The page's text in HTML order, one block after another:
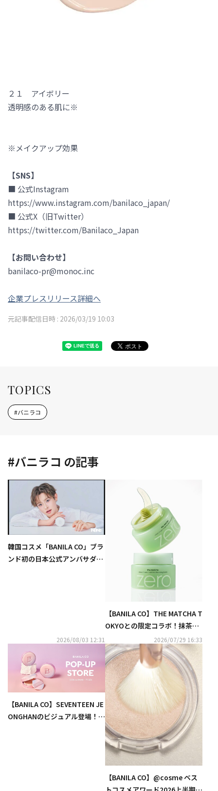
２１ アイボリー
透明感のある肌に※
※メイクアップ効果
【SNS】
■ 公式Instagram
https://www.instagram.com/banilaco_japan/
■ 公式X（旧Twitter）
https://twitter.com/Banilaco_Japan
【お問い合わせ】
banilaco-pr@monoc.inc
企業プレスリリース詳細へ
元記事配信日時 : 2026/03/19 10:03
TOPICS
#バニラコ
#バニラコ の記事
韓国コスメ「BANILA CO」ブラ
ンド初の日本公式アンバサダー
2026/08/03 12:31
【BANILA CO】THE MATCHA T
OKYOとの限定コラボ！抹茶ラ
テ発想のクレンジングバームが
数量限定で7月下旬より店頭に
て販売開始！
2026/07/29 16:33
【BANILA CO】SEVENTEEN JE
ONGHANのビジュアル登場！6
【BANILA CO】@cosme ベス